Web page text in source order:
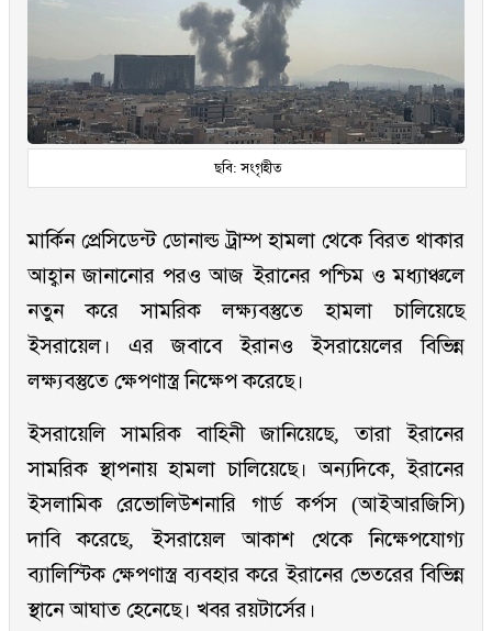
ছবি: সংগৃহীত
মার্কিন প্রেসিডেন্ট ডোনাল্ড ট্রাম্প হামলা থেকে বিরত থাকার
আহ্বান জানানোর পরও আজ ইরানের পশ্চিম ও মধ্যাঞ্চলে
নতুন করে সামরিক লক্ষ্যবস্তুতে হামলা চালিয়েছে
ইসরায়েল। এর জবাবে ইরানও ইসরায়েলের বিভিন্ন
লক্ষ্যবস্তুতে ক্ষেপণাস্ত্র নিক্ষেপ করেছে।
ইসরায়েলি সামরিক বাহিনী জানিয়েছে, তারা ইরানের
সামরিক স্থাপনায় হামলা চালিয়েছে। অন্যদিকে, ইরানের
ইসলামিক রেভোলিউশনারি গার্ড কর্পস (আইআরজিসি)
দাবি করেছে, ইসরায়েল আকাশ থেকে নিক্ষেপযোগ্য
ব্যালিস্টিক ক্ষেপণাস্ত্র ব্যবহার করে ইরানের ভেতরের বিভিন্ন
স্থানে আঘাত হেনেছে। খবর রয়টার্সের।